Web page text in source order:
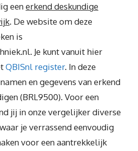
eenerkend deskundige
. De website om deze
is
Je kunt vanuit hier
QBISnl register. In deze
en gegevens van erkend
(BRL9500). Voor een
jij in onze vergelijker diverse
je verrassend eenvoudig
voor een aantrekkelijk